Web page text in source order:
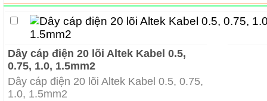
Dây cáp điện 20 lõi Altek Kabel 0.5,
0.75, 1.0, 1.5mm2
Dây cáp điện 20 lõi Altek Kabel 0.5, 0.75,
1.0, 1.5mm2